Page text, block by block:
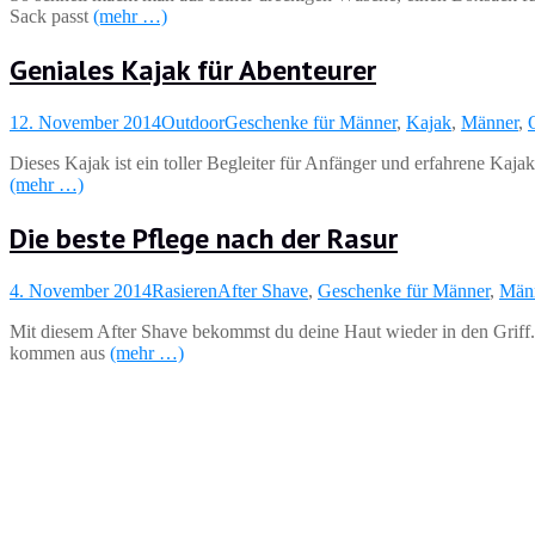
Sack passt (mehr …)
Geniales Kajak für Abenteurer
12. November 2014OutdoorGeschenke für Männer, Kajak, Männer,
Dieses Kajak ist ein toller Begleiter für Anfänger und erfahrene
(mehr …)
Die beste Pflege nach der Rasur
4. November 2014RasierenAfter Shave, Geschenke für Männer,
Mit diesem After Shave bekommst du deine Haut wieder in den
kommen aus (mehr …)